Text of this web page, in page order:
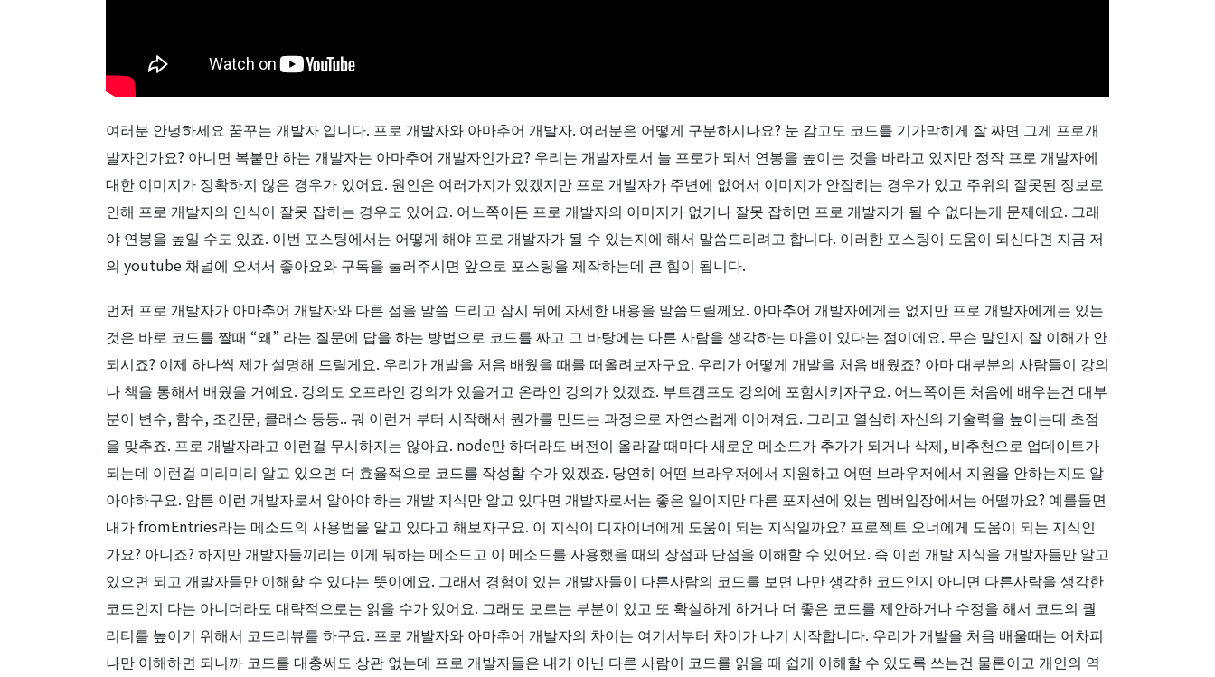
여러분 안녕하세요 꿈꾸는 개발자 입니다. 프로 개발자와 아마추어 개발자. 여러분은 어떻게 구분하시나요? 눈 감고도 코드를 기가막히게 잘 짜면 그게 프로개
발자인가요? 아니면 복붙만 하는 개발자는 아마추어 개발자인가요? 우리는 개발자로서 늘 프로가 되서 연봉을 높이는 것을 바라고 있지만 정작 프로 개발자에
대한 이미지가 정확하지 않은 경우가 있어요. 원인은 여러가지가 있겠지만 프로 개발자가 주변에 없어서 이미지가 안잡히는 경우가 있고 주위의 잘못된 정보로
인해 프로 개발자의 인식이 잘못 잡히는 경우도 있어요. 어느쪽이든 프로 개발자의 이미지가 없거나 잘못 잡히면 프로 개발자가 될 수 없다는게 문제에요. 그래
야 연봉을 높일 수도 있죠. 이번 포스팅에서는 어떻게 해야 프로 개발자가 될 수 있는지에 해서 말씀드리려고 합니다. 이러한 포스팅이 도움이 되신다면 지금 저
의 youtube 채널에 오셔서 좋아요와 구독을 눌러주시면 앞으로 포스팅을 제작하는데 큰 힘이 됩니다.
먼저 프로 개발자가 아마추어 개발자와 다른 점을 말씀 드리고 잠시 뒤에 자세한 내용을 말씀드릴께요. 아마추어 개발자에게는 없지만 프로 개발자에게는 있는
것은 바로 코드를 짤때 “왜” 라는 질문에 답을 하는 방법으로 코드를 짜고 그 바탕에는 다른 사람을 생각하는 마음이 있다는 점이에요. 무슨 말인지 잘 이해가 안
되시죠? 이제 하나씩 제가 설명해 드릴게요. 우리가 개발을 처음 배웠을 때를 떠올려보자구요. 우리가 어떻게 개발을 처음 배웠죠? 아마 대부분의 사람들이 강의
나 책을 통해서 배웠을 거예요. 강의도 오프라인 강의가 있을거고 온라인 강의가 있겠죠. 부트캠프도 강의에 포함시키자구요. 어느쪽이든 처음에 배우는건 대부
분이 변수, 함수, 조건문, 클래스 등등.. 뭐 이런거 부터 시작해서 뭔가를 만드는 과정으로 자연스럽게 이어져요. 그리고 열심히 자신의 기술력을 높이는데 초점
을 맞추죠. 프로 개발자라고 이런걸 무시하지는 않아요. node만 하더라도 버전이 올라갈 때마다 새로운 메소드가 추가가 되거나 삭제, 비추천으로 업데이트가
되는데 이런걸 미리미리 알고 있으면 더 효율적으로 코드를 작성할 수가 있겠죠. 당연히 어떤 브라우저에서 지원하고 어떤 브라우저에서 지원을 안하는지도 알
아야하구요. 암튼 이런 개발자로서 알아야 하는 개발 지식만 알고 있다면 개발자로서는 좋은 일이지만 다른 포지션에 있는 멤버입장에서는 어떨까요? 예를들면
내가 fromEntries라는 메소드의 사용법을 알고 있다고 해보자구요. 이 지식이 디자이너에게 도움이 되는 지식일까요? 프로젝트 오너에게 도움이 되는 지식인
가요? 아니죠? 하지만 개발자들끼리는 이게 뭐하는 메소드고 이 메소드를 사용했을 때의 장점과 단점을 이해할 수 있어요. 즉 이런 개발 지식을 개발자들만 알고
있으면 되고 개발자들만 이해할 수 있다는 뜻이에요. 그래서 경험이 있는 개발자들이 다른사람의 코드를 보면 나만 생각한 코드인지 아니면 다른사람을 생각한
코드인지 다는 아니더라도 대략적으로는 읽을 수가 있어요. 그래도 모르는 부분이 있고 또 확실하게 하거나 더 좋은 코드를 제안하거나 수정을 해서 코드의 퀄
리티를 높이기 위해서 코드리뷰를 하구요. 프로 개발자와 아마추어 개발자의 차이는 여기서부터 차이가 나기 시작합니다. 우리가 개발을 처음 배울때는 어차피
나만 이해하면 되니까 코드를 대충써도 상관 없는데 프로 개발자들은 내가 아닌 다른 사람이 코드를 읽을 때 쉽게 이해할 수 있도록 쓰는건 물론이고 개인의 역